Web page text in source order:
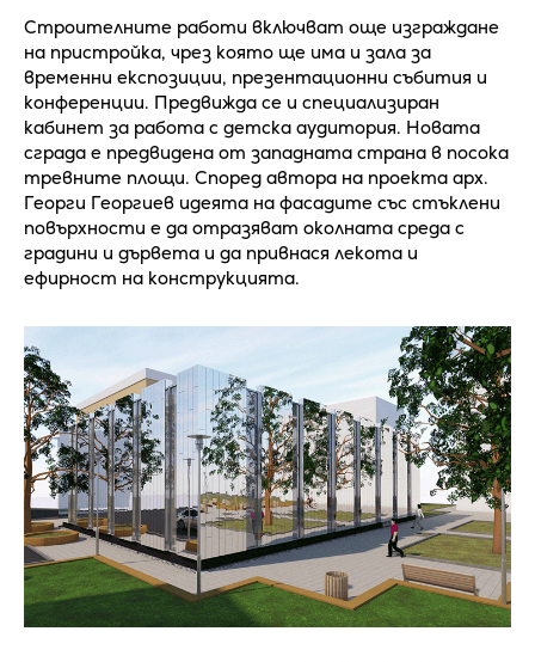
Строителните работи включват още изграждане
на пристройка, чрез която ще има и зала за
временни експозиции, презентационни събития и
конференции. Предвижда се и специализиран
кабинет за работа с детска аудитория. Новата
сграда е предвидена от западната страна в посока
тревните площи. Според автора на проекта арх.
Георги Георгиев идеята на фасадите със стъклени
повърхности е да отразяват околната среда с
градини и дървета и да привнася лекота и
ефирност на конструкцията.